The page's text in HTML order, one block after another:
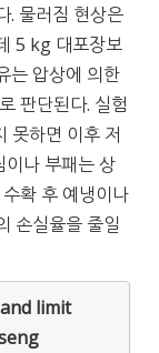
. 물러짐 현상은
5 kg 대포장보
는 압상에 의한
판단된다. 실험
못하면 이후 저
이나 부패는 상
확 후 예냉이나
손실율을 줄일
limit